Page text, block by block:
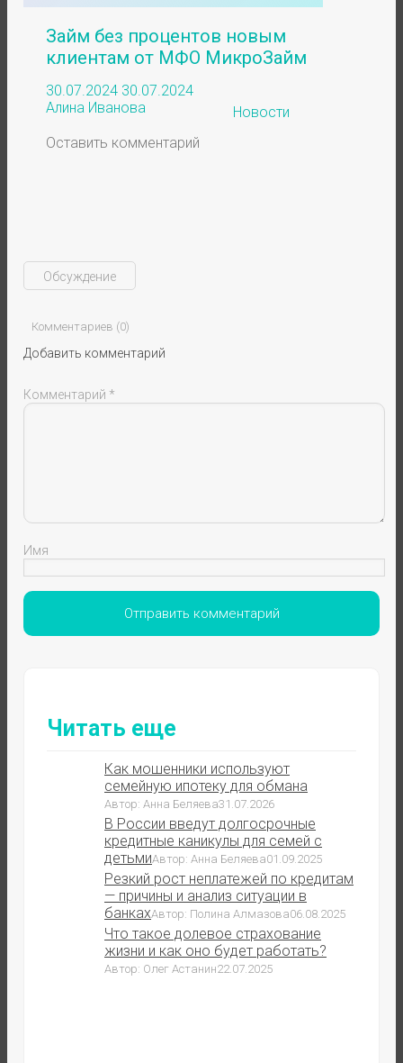
Займ без процентов новым
клиентам от МФО МикроЗайм
30.07.2024 30.07.2024
Алина Иванова
Новости
Оставить комментарий
Обсуждение
Комментариев (0)
Добавить комментарий
Комментарий *
Имя
Читать еще
Как мошенники используют
семейную ипотеку для обмана
Автор: Анна Беляева31.07.2026
В России введут долгосрочные
кредитные каникулы для семей с
детьмиАвтор: Анна Беляева01.09.2025
Резкий рост неплатежей по кредитам
— причины и анализ ситуации в
банкахАвтор: Полина Алмазова06.08.2025
Что такое долевое страхование
жизни и как оно будет работать?
Автор: Олег Астанин22.07.2025